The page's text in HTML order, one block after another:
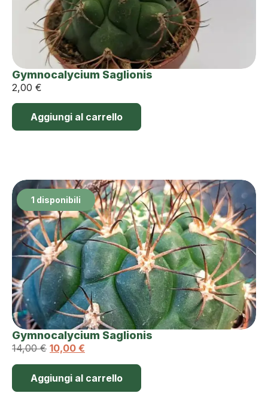
Gymnocalycium Saglionis
2,00 €
Aggiungi al carrello
1 disponibili
Gymnocalycium Saglionis
14,00€ 10,00 €
Aggiungi al carrello